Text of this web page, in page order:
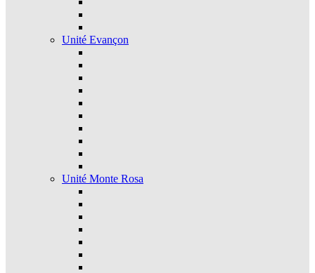
Unité Evançon
Unité Monte Rosa